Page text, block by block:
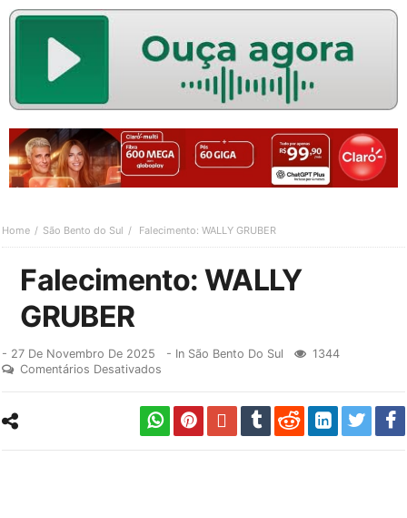
Home São Bento do Sul Falecimento: WALLY GRUBER
Falecimento: WALLY
GRUBER
- 27 De Novembro De 2025 - In São Bento Do Sul
1344
Comentários Desativados